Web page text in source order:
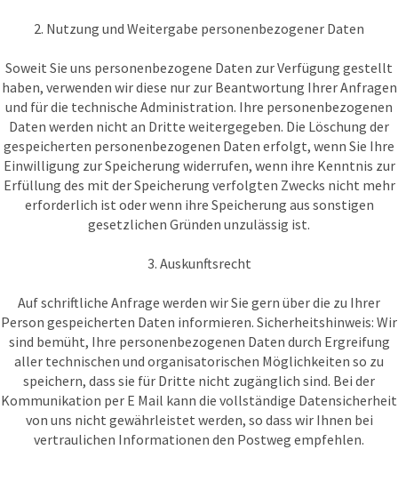
2. Nutzung und Weitergabe personenbezogener Daten
Soweit Sie uns personenbezogene Daten zur Verfügung gestellt
haben, verwenden wir diese nur zur Beantwortung Ihrer Anfragen
und für die technische Administration. Ihre personenbezogenen
Daten werden nicht an Dritte weitergegeben. Die Löschung der
gespeicherten personenbezogenen Daten erfolgt, wenn Sie Ihre
Einwilligung zur Speicherung widerrufen, wenn ihre Kenntnis zur
Erfüllung des mit der Speicherung verfolgten Zwecks nicht mehr
erforderlich ist oder wenn ihre Speicherung aus sonstigen
gesetzlichen Gründen unzulässig ist.
3. Auskunftsrecht
Auf schriftliche Anfrage werden wir Sie gern über die zu Ihrer
Person gespeicherten Daten informieren. Sicherheitshinweis: Wir
sind bemüht, Ihre personenbezogenen Daten durch Ergreifung
aller technischen und organisatorischen Möglichkeiten so zu
speichern, dass sie für Dritte nicht zugänglich sind. Bei der
Kommunikation per E Mail kann die vollständige Datensicherheit
von uns nicht gewährleistet werden, so dass wir Ihnen bei
vertraulichen Informationen den Postweg empfehlen.